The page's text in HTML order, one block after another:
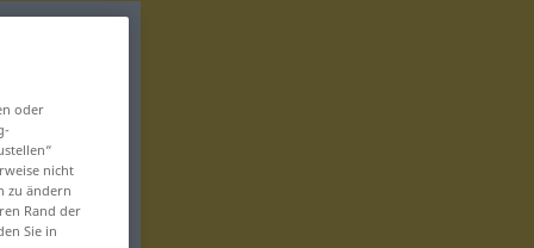
oder
nicht
zu ändern
Rand der
Sie in